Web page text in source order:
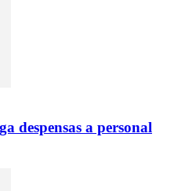
despensas a personal